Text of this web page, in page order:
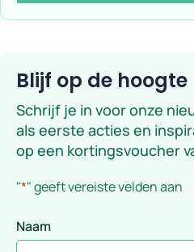
Blijf op de hoogte
Schrijf je in voor onze
als eerste acties en
op een kortingsvoucher
"*" geeft vereiste velden aan
Naam